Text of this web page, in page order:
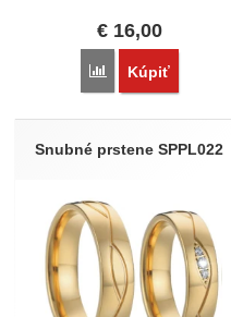
€ 16,00
Porovnať
Kúpiť
Snubné prstene SPPL022